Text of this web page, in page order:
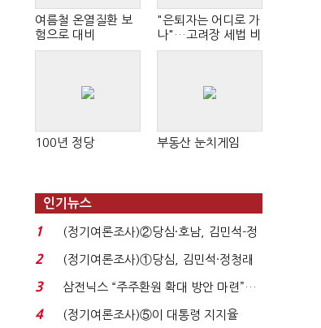
여름철 온열질환 보
험으로 대비
"은퇴자는 어디로 가
나"…고려장 세법 비
판 확산
100년 정당 부동산 눈치게임
인기뉴스
1
(정기여론조사)②당심·호남, 김민석-정
청래 '초접전'...
2
(정기여론조사)①당심, 김민석·정청래
'초접전'…대통령 ...
3
삼전닉스 “주주환원 확대 방안 마련”…
로이터에 성명...
4
(정기여론조사)⑤이 대통령 지지율